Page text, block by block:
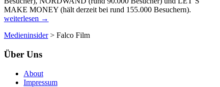
MAKE MONEY (hält derzeit bei rund 155.000 Besuchern).
weiterlesen →
Medieninsider> Falco Film
Über Uns
About
Impressum